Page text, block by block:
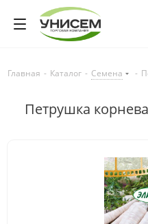
Главная - Каталог - Семена -
Петрушка